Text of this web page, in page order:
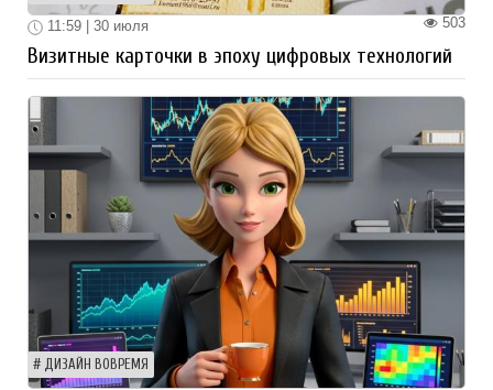
503
11:59 | 30 июля
Визитные карточки в эпоху цифровых технологий
ДИЗАЙН ВОВРЕМЯ